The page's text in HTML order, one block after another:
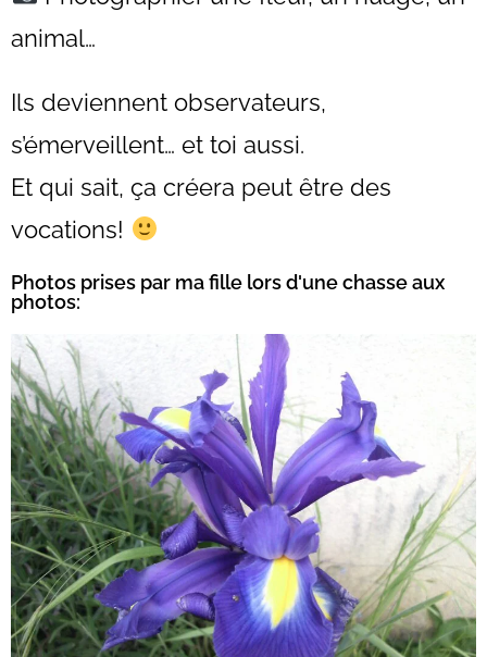
animal…
Ils deviennent observateurs,
s’émerveillent… et toi aussi.
Et qui sait, ça créera peut être des
vocations!
Photos prises par ma fille lors d'une chasse aux
photos: